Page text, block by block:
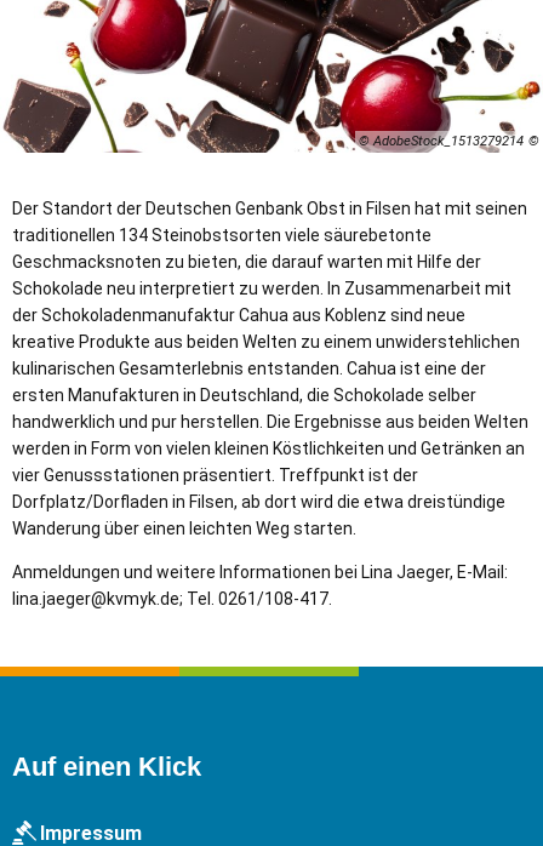
© AdobeStock_1513279214
Der Standort der Deutschen Genbank Obst in Filsen hat mit seinen
traditionellen 134 Steinobstsorten viele säurebetonte
Geschmacksnoten zu bieten, die darauf warten mit Hilfe der
Schokolade neu interpretiert zu werden. In Zusammenarbeit mit
der Schokoladenmanufaktur Cahua aus Koblenz sind neue
kreative Produkte aus beiden Welten zu einem unwiderstehlichen
kulinarischen Gesamterlebnis entstanden. Cahua ist eine der
ersten Manufakturen in Deutschland, die Schokolade selber
handwerklich und pur herstellen. Die Ergebnisse aus beiden Welten
werden in Form von vielen kleinen Köstlichkeiten und Getränken an
vier Genussstationen präsentiert. Treffpunkt ist der
Dorfplatz/Dorfladen in Filsen, ab dort wird die etwa dreistündige
Wanderung über einen leichten Weg starten.
Anmeldungen und weitere Informationen bei Lina Jaeger, E-Mail:
lina.jaeger@kvmyk.de; Tel. 0261/108-417.
Auf einen Klick
Impressum